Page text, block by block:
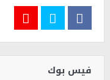
فيس بوك